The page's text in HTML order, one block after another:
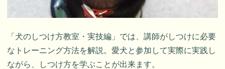
「犬のしつけ方教室・実技編」では、講師がしつけに必要
なトレーニング方法を解説。愛犬と参加して実際に実践し
ながら、しつけ方を学ぶことが出来ます。